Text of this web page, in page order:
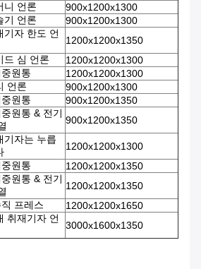
니 언론
900x1200x1300
기 언론
900x1200x1300
기자 한도 언
1200x1200x1350
드 심 언론
1200x1200x1300
원통
1200x1200x1300
언론
900x1200x1300
원통
900x1200x1350
원통 & 전기
900x1200x1350
기자는 누릅
1200x1200x1300
원통
1200x1200x1350
원통 & 전기
1200x1200x1350
프레스
1200x1200x1650
취재기자 언
3000x1600x1350